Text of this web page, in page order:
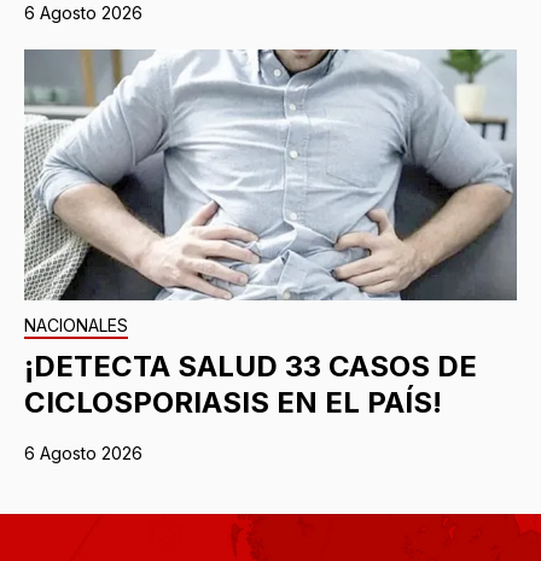
6 Agosto 2026
NACIONALES
¡DETECTA SALUD 33 CASOS DE
CICLOSPORIASIS EN EL PAÍS!
6 Agosto 2026